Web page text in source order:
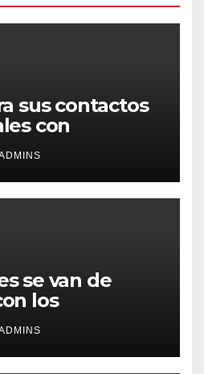
sus contactos
con
como socio
agenda de
se van de
los
un 21%
el año pasado
disparados